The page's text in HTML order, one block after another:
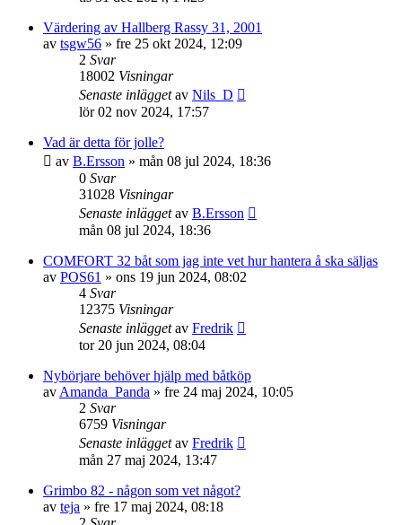
Värdering av Hallberg Rassy 31, 2001
av tsgw56 » fre 25 okt 2024, 12:09
2 Svar
18002 Visningar
Senaste inläggetav Nils_D
lör 02 nov 2024, 17:57
Vad är detta för jolle?
av B.Ersson » mån 08 jul 2024, 18:36
0 Svar
31028 Visningar
Senaste inläggetav B.Ersson
mån 08 jul 2024, 18:36
COMFORT 32 båt som jag inte vet hur hantera å ska säljas
av POS61 » ons 19 jun 2024, 08:02
4 Svar
12375 Visningar
Senaste inläggetav Fredrik
tor 20 jun 2024, 08:04
Nybörjare behöver hjälp med båtköp
av Amanda_Panda » fre 24 maj 2024, 10:05
2 Svar
6759 Visningar
Senaste inläggetav Fredrik
mån 27 maj 2024, 13:47
Grimbo 82 - någon som vet något?
av teja » fre 17 maj 2024, 08:18